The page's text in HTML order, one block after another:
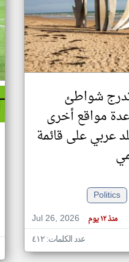
شواطئ
مواقع أخرى
عربي على قائمة
Politics
Jul 26, 2026
منذ ١٢ يوم
عدد الكلمات: ٤١٢